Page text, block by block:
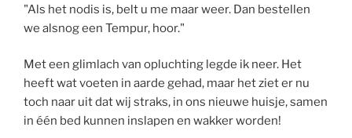
"Als het nodis is, belt u me maar weer. Dan bestellen
we alsnog een Tempur, hoor."
Met een glimlach van opluchting legde ik neer. Het
heeft wat voeten in aarde gehad, maar het ziet er nu
toch naar uit dat wij straks, in ons nieuwe huisje, samen
in één bed kunnen inslapen en wakker worden!